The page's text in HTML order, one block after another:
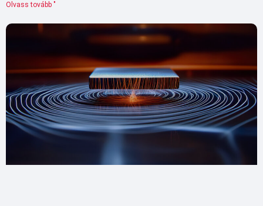
Olvass tovább "